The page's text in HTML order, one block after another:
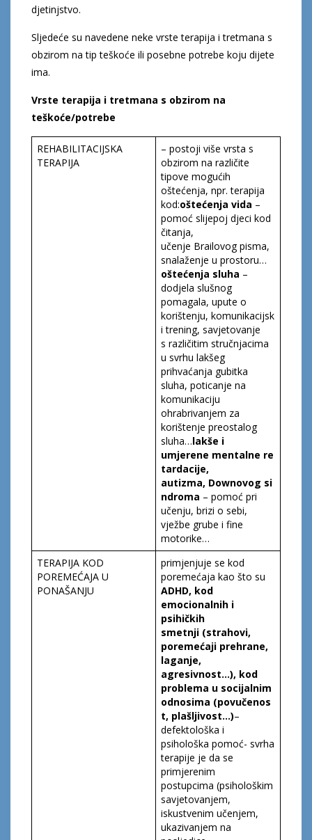
djetinjstvo.
Sljedeće su navedene neke vrste terapija i tretmana s
obzirom na tip teškoće ili posebne potrebe koju dijete
ima.
Vrste terapija i tretmana s obzirom na
teškoće/potrebe
REHABILITACIJSKA
TERAPIJA
– postoji više vrsta s
obzirom na različite
tipove mogućih
oštećenja, npr. terapija
kod:oštećenja vida –
pomoć slijepoj djeci kod
čitanja,
učenje Brailovog pisma,
snalaženje u prostoru…
oštećenja sluha –
dodjela slušnog
pomagala, upute o
korištenju, komunikacijsk
i trening, savjetovanje
s različitim stručnjacima
u svrhu lakšeg
prihvaćanja gubitka
sluha, poticanje na
komunikaciju
ohrabrivanjem za
korištenje preostalog
sluha…lakše i
umjerene mentalne re
tardacije,
autizma, Downovog si
ndroma – pomoć pri
učenju, brizi o sebi,
vježbe grube i fine
motorike…
TERAPIJA KOD
POREMEĆAJA U
PONAŠANJU
primjenjuje se kod
poremećaja kao što su
ADHD, kod
emocionalnih i
psihičkih
smetnji (strahovi,
poremećaji prehrane,
laganje,
agresivnost…), kod
problema u socijalnim
odnosima (povučenos
t, plašljivost…)–
defektološka i
psihološka pomoć- svrha
terapije je da se
primjerenim
postupcima (psihološkim
savjetovanjem,
iskustvenim učenjem,
ukazivanjem na